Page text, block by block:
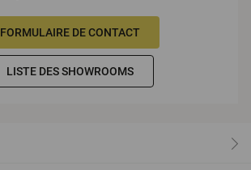
FORMULAIRE DE CONTACT
LISTE DES SHOWROOMS